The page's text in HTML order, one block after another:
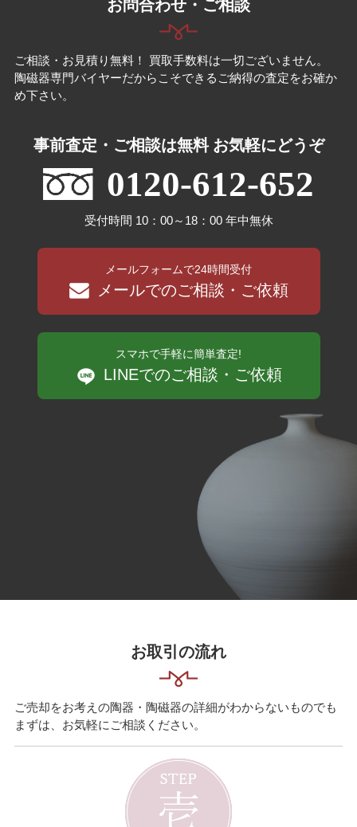
お問合わせ・ご相談
ご相談・お見積り無料！ 買取手数料は一切ございません。
陶磁器専門バイヤーだからこそできるご納得の査定をお確か
め下さい。
事前査定・ご相談は無料 お気軽にどうぞ
0120-612-652
受付時間 10：00～18：00 年中無休
メールフォームで24時間受付
メールでのご相談・ご依頼
スマホで手軽に簡単査定!
LINEでのご相談・ご依頼
お取引の流れ
ご売却をお考えの陶器・陶磁器の詳細がわからないものでも
まずは、お気軽にご相談ください。